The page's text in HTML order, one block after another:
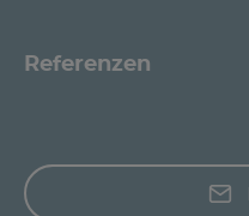
Referenzen